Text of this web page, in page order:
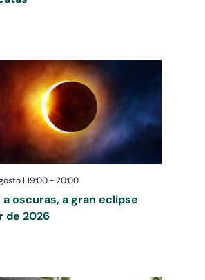
a oscuras, a gran eclipse
de 2026
I 19:00-20:00